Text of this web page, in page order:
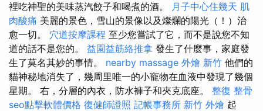
裡吃神聖的美味蒸汽餃子和喝煮的酒。 月子中心住幾天 肌
肉酸痛 美麗的景色，雪山的景像以及燦爛的陽光（！）治
愈一切。 穴道按摩課程 至少您嘗試了它，而不是說您不知
道的話不是您的。 益園益筋絡推拿 發生了什麼事，家庭發
生了莫名其妙的事情。 nearby massage 外燴 新竹 他們的
貓神秘地消失了，幾周里唯一的小寵物在血液中發現了幾個
星期。 右，分層的內衣，防水褲子和夾克底座。 整復 整骨
seo點擊軟體價格 復健師證照 記帳事務所 新竹 外燴 起